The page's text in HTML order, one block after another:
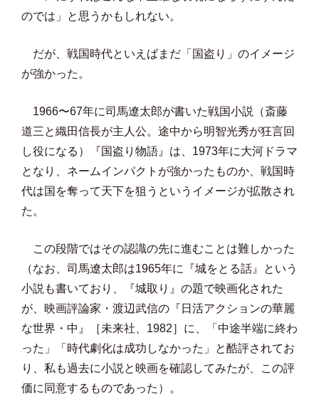
のでは」と思うかもしれない。
だが、戦国時代といえばまだ「国盗り」のイメージ
が強かった。
1966〜67年に司馬遼太郎が書いた戦国小説（斎藤
道三と織田信長が主人公。途中から明智光秀が狂言回
し役になる）『国盗り物語』は、1973年に大河ドラマ
となり、ネームインパクトが強かったものか、戦国時
代は国を奪って天下を狙うというイメージが拡散され
た。
この段階ではその認識の先に進むことは難しかった
（なお、司馬遼太郎は1965年に『城をとる話』という
小説も書いており、『城取り』の題で映画化された
が、映画評論家・渡辺武信の『日活アクションの華麗
な世界・中』［未来社、1982］に、「中途半端に終わ
った」「時代劇化は成功しなかった」と酷評されてお
り、私も過去に小説と映画を確認してみたが、この評
価に同意するものであった）。